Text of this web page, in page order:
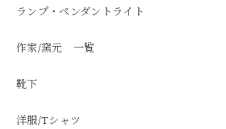
ランプ・ペンダントライト
作家/窯元 一覧
靴下
洋服/Tシャツ